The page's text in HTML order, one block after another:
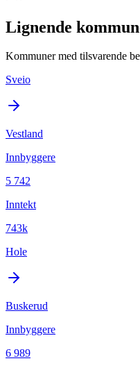
Lignende
Kommuner med tilsvarende
Sveio
Vestland
Innbyggere
5 742
Inntekt
743k
Hole
Buskerud
Innbyggere
6 989